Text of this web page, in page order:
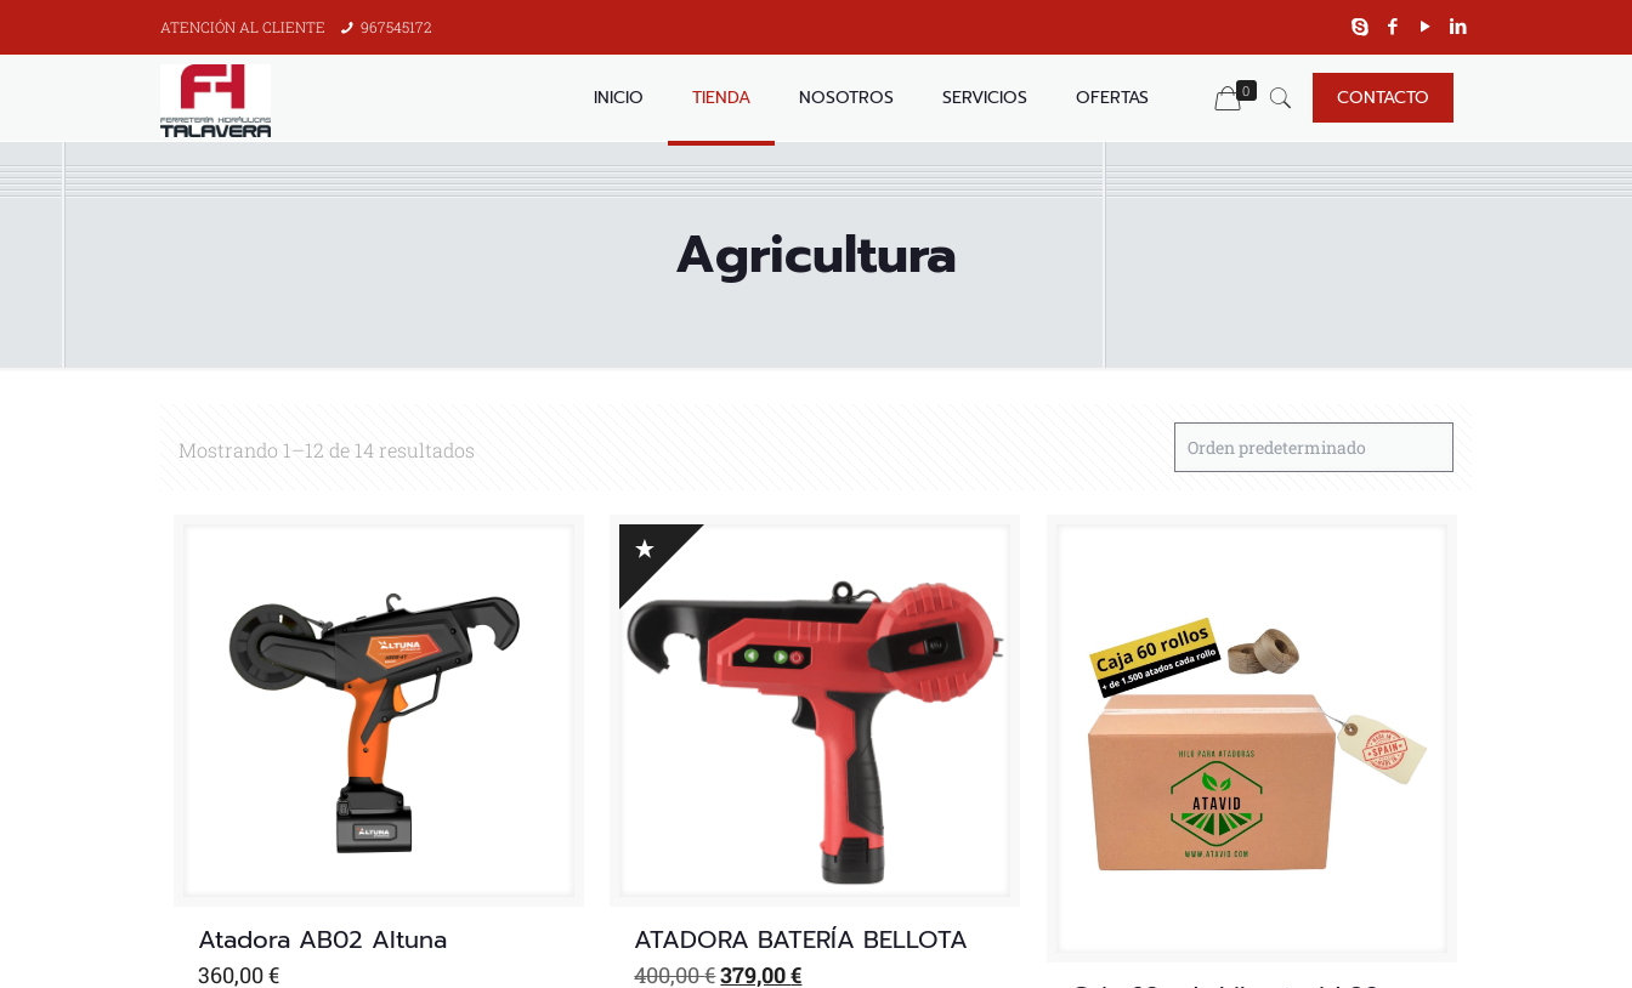
ATENCIÓN AL CLIENTE 967545172
INICIO TIENDA NOSOTROS SERVICIOS OFERTAS 0 CONTACTO
Agricultura
Mostrando 1–12 de 14 resultados
Atadora AB02 Altuna
360,00€
ATADORA BATERÍA BELLOTA
400,00€El
379,00€El